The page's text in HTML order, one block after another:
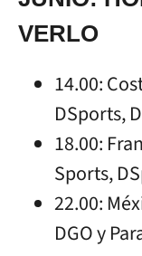
VERLO
14.00:
DSports,
18.00:
Sports,
22.00:
DGO y